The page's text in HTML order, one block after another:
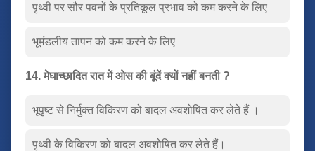
पृथ्वी पर सौर पवनों के प्रतिकूल प्रभाव को कम करने के लिए
भूमंडलीय तापन को कम करने के लिए
14. मेघाच्छादित रात में ओस की बूंदें क्यों नहीं बनती ?
भूपृष्ट से निर्मुक्त विकिरण को बादल अवशोषित कर लेते हैं ।
पृथ्वी के विकिरण को बादल अवशोषित कर लेते हैं।